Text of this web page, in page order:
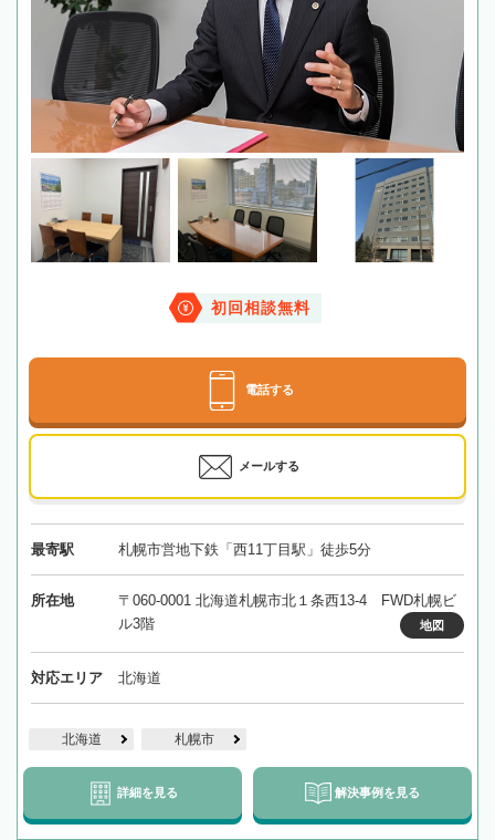
初回相談無料
電話する
メールする
最寄駅 札幌市営地下鉄「西11丁目駅」徒歩5分
所在地
〒060-0001 北海道札幌市北１条西13-4 FWD札幌ビ
ル3階
地図
対応エリア 北海道
北海道 札幌市
詳細を見る 解決事例を見る